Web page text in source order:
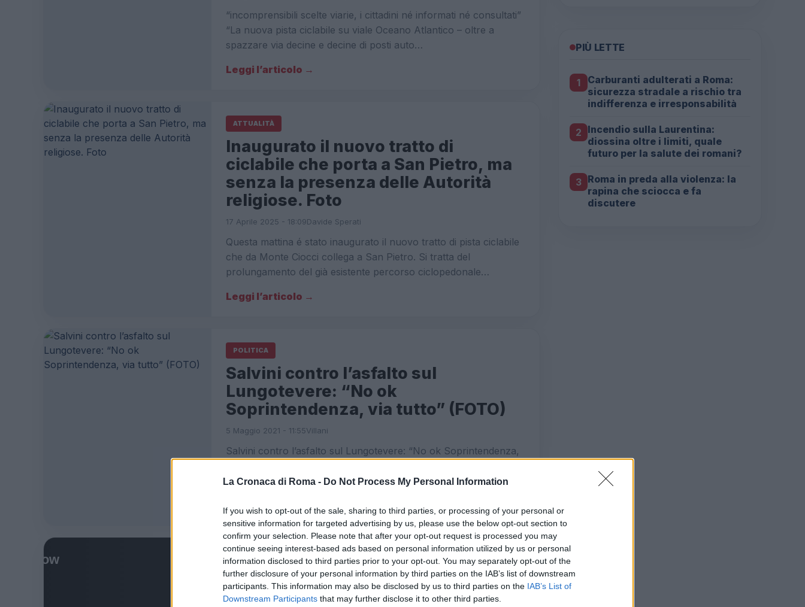
La Cronaca di Roma - Do Not Process My Personal Information
If you wish to opt-out of the sale, sharing to third parties, or processing of your personal or
sensitive information for targeted advertising by us, please use the below opt-out section to
confirm your selection. Please note that after your opt-out request is processed you may
continue seeing interest-based ads based on personal information utilized by us or personal
information disclosed to third parties prior to your opt-out. You may separately opt-out of the
further disclosure of your personal information by third parties on the IAB’s list of downstream
participants. This information may also be disclosed by us to third parties on the IAB’s List of
Downstream Participants that may further disclose it to other third parties.
“incomprensibili scelte viarie, i cittadini né informati né consultati”
“La nuova pista ciclabile su viale Oceano Atlantico – oltre a
spazzare via decine e decine di posti auto…
Leggi l’articolo →
ATTUALITÀ
Inaugurato il nuovo tratto di
ciclabile che porta a San Pietro, ma
senza la presenza delle Autorità
religiose. Foto
17 Aprile 2025 - 18:09Davide Sperati
Questa mattina é stato inaugurato il nuovo tratto di pista ciclabile
che da Monte Ciocci collega a San Pietro. Si tratta del
prolungamento del già esistente percorso ciclopedonale…
Leggi l’articolo →
POLITICA
Salvini contro l’asfalto sul
Lungotevere: “No ok
Soprintendenza, via tutto” (FOTO)
5 Maggio 2021 - 11:55Villani
Salvini contro l’asfalto sul Lungotevere: “No ok Soprintendenza,
della Lega ha voluto dire la propria sulla polemica relativa…
Leggi l’articolo →
ULTIME NOTIZIE ROMA
Via La Spezia, la nuova viabilità
rischiosa per i residenti
PIÙ LETTE
1
Carburanti adulterati a Roma:
sicurezza stradale a rischio tra
indifferenza e irresponsabilità
2 Incendio sulla Laurentina:
diossina oltre i limiti, quale
futuro per la salute dei romani?
3 Roma in preda alla violenza: la
rapina che sciocca e fa
discutere